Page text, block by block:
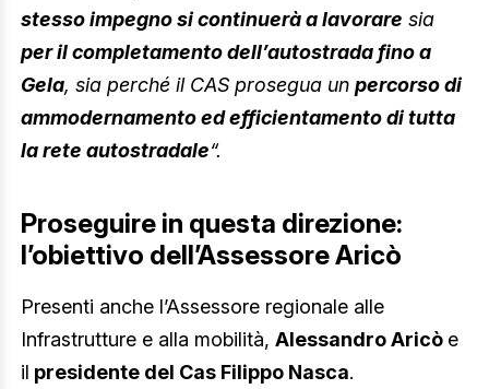
stesso impegno si continuerà a lavorare sia
per il completamento dell’autostrada fino a
Gela, sia perché il CAS prosegua un percorso di
ammodernamento ed efficientamento di tutta
la rete autostradale“.
Proseguire in questa direzione:
l’obiettivo dell’Assessore Aricò
Presenti anche l’Assessore regionale alle
Infrastrutture e alla mobilità, Alessandro Aricò e
il presidente del Cas Filippo Nasca.